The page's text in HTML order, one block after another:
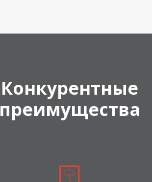
Конкурентные
преимущества